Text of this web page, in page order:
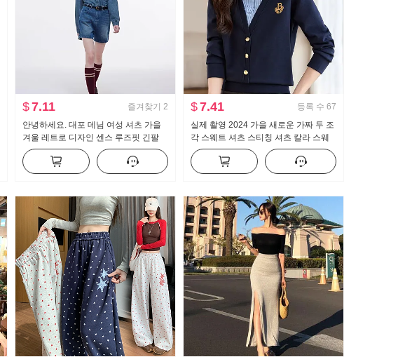
$7.11 즐겨찾기 2
안녕하세요. 대포 데님 여성 셔츠 가을
겨울 레트로 디자인 센스 루즈핏 긴팔
Chic 셔츠 2025 년 새로운
$7.41 등록 수 67
실제 촬영 2024 가을 새로운 가짜 두 조
각 스웨트 셔츠 스티칭 셔츠 칼라 스웨
트 셔츠 느슨한 패션 단순한 여가 맨위